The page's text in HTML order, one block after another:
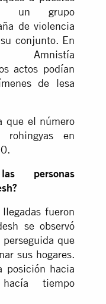
un grupo
de violencia
conjunto. En
actos podían
de lesa
que el número
rohingyas en
personas
fueron
se observó
que
sus hogares.
posición hacia
tiempo